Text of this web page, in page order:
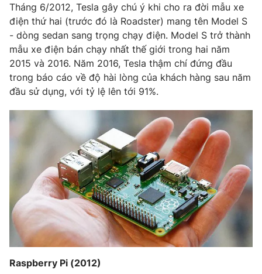
Email:toasoan@vtv.vn
Liên hệ quảng cáo:
® Cấm sao chép dưới mọi hình thức nếu không có sự chấp
thuận bằng văn bản. Ghi rõ nguồn VTV.vn khi phát hành lại
thông tin từ website này.
Tháng 6/2012, Tesla gây chú ý khi cho ra đời mẫu xe
điện thứ hai (trước đó là Roadster) mang tên Model S
- dòng sedan sang trọng chạy điện. Model S trở thành
mẫu xe điện bán chạy nhất thế giới trong hai năm
2015 và 2016. Năm 2016, Tesla thậm chí đứng đầu
trong báo cáo về độ hài lòng của khách hàng sau năm
đầu sử dụng, với tỷ lệ lên tới 91%.
Raspberry Pi (2012)